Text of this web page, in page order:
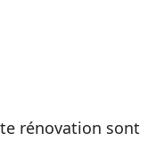
rénovation sont